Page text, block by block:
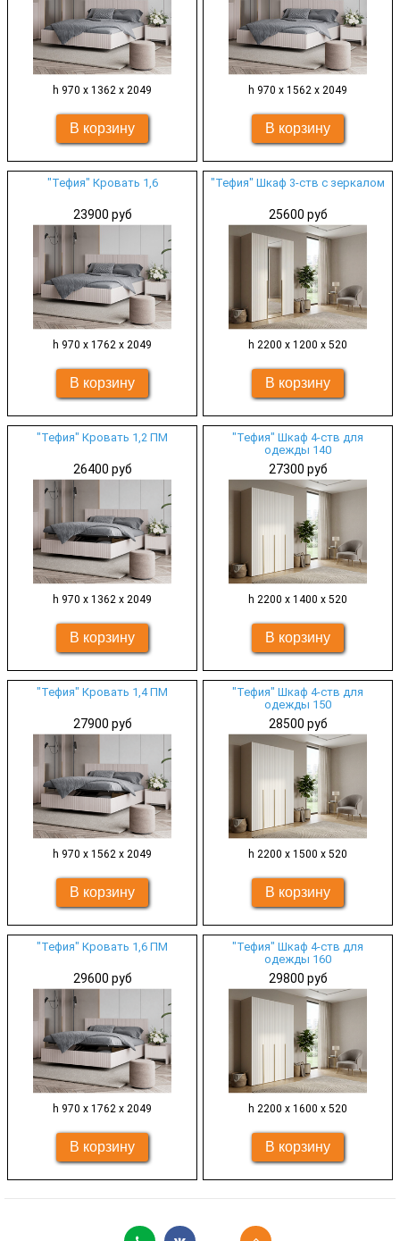
h 970 х 1362 х 2049 h 970 х 1562 х 2049
"Тефия" Кровать 1,6
23900 руб
h 970 х 1762 х 2049
"Тефия" Шкаф 3-ств с зеркалом
25600 руб
h 2200 х 1200 х 520
"Тефия" Кровать 1,2 ПМ
26400 руб
h 970 х 1362 х 2049
"Тефия" Шкаф 4-ств для
одежды 140
27300 руб
h 2200 х 1400 х 520
"Тефия" Кровать 1,4 ПМ
27900 руб
h 970 х 1562 х 2049
"Тефия" Шкаф 4-ств для
одежды 150
28500 руб
h 2200 х 1500 х 520
"Тефия" Кровать 1,6 ПМ
29600 руб
h 970 х 1762 х 2049
"Тефия" Шкаф 4-ств для
одежды 160
29800 руб
h 2200 х 1600 х 520